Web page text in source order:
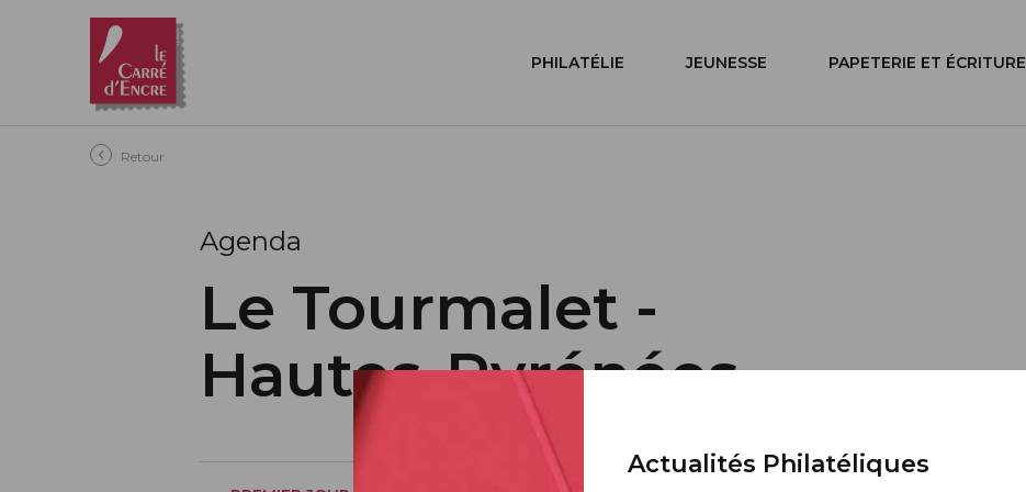
Aller au contenu principal
PHILATÉLIE JEUNESSE PAPETERIE ET ÉCRITURE
Retour
Agenda
Le Tourmalet -
Hautes-Pyrénées
Actualités Philatéliques